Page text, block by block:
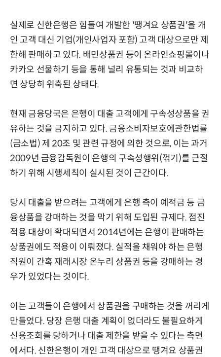
실제로 신한은행은 힘들여 개발한 '땡겨요 상품권'을 개
인 고객 대신 기업(개인사업자 포함) 고객 대상으로만 제
한해 판매하고 있다. 배민상품권 등이 온라인쇼핑몰이나
카카오 선물하기 등을 통해 널리 유통되는 것과 비교하
면 상당히 위축된 상태다.
현재 금융당국은 은행이 대출 고객에게 구속성상품을 권
유하는 것을 금지하고 있다. 금융소비자보호에관한법률
(금소법) 제 20조 및 관련 규정에 의한 것으로, 이는 과거
2009년 금융감독원이 은행의 구속성행위(꺾기)를 근절
하기 위해 시행세칙이 실시된 것이 근간이다.
당시 대출을 받으려는 고객에게 은행 측이 예적금 등 금
융상품을 강매하는 것을 막기 위해 도입된 규제다. 점진
적용 대상이 확대되면서 2014년에는 은행이 판매하는
상품권에도 적용이 이뤄졌다. 실적을 채워야 하는 은행
직원이 간혹 재래시장 온누리 상품권 등을 강매하는 경
우가 있었다는 것이다.
이는 고객들이 은행에서 상품권을 구매하는 것을 꺼리게
만들었다. 당장 은행 대출 계획이 없더라도 불필요하게
신용조회를 당하거나 대출 제한을 받을 수 있다는 측면
에서다. 신한은행이 개인 고객 대상으로 땡겨요 상품권